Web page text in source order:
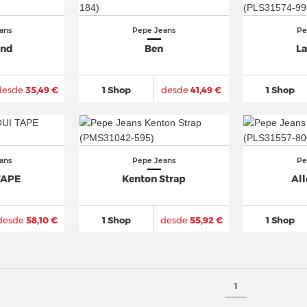
35,49 €
Pepe Jeans
Ben
1 Shop desde41,49 € 1 Shop
58,10 €
Pepe Jeans
Kenton Strap
1 Shop desde55,92 € 1 Shop
1